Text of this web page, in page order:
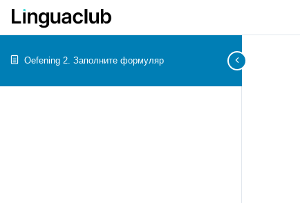
Oefening 2. Заполните формуляр